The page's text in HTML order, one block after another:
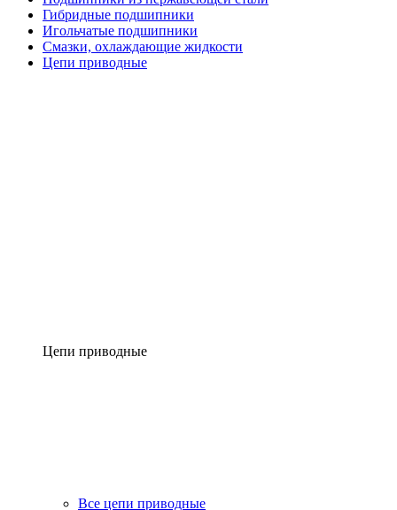
Гибридные подшипники
Игольчатые подшипники
Смазки, охлаждающие жидкости
Цепи приводные
Цепи приводные
Все цепи приводные